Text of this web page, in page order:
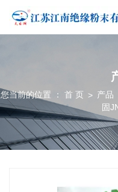
您当前的位置 ： 首 页 > 产品
固